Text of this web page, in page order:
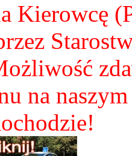
Kierowcę
na naszym